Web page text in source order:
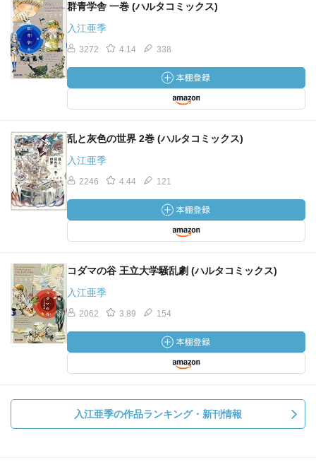
群青学舎 一巻 (ハルタコミックス)
入江亜季
3272 4.14 338
乱と灰色の世界 2巻 (ハルタコミックス)
入江亜季
2246 4.44 121
コダマの谷 王立大学騒乱劇 (ハルタコミックス)
入江亜季
2062 3.89 154
入江亜季の作品ランキング・新刊情報